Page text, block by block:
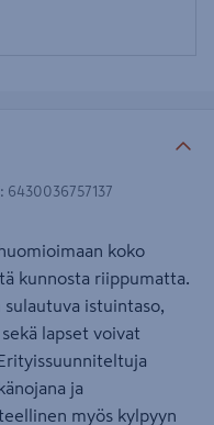
: 6430036757137
koko
kunnosta riippumatta.
istuintaso,
lapset voivat
ja
myös kylpyyn